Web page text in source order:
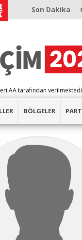
Son Dakika
AA tarafından
BÖLGELER